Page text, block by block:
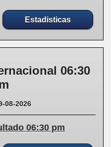
Estadisticas
06:30
08-2026
06:30 pm